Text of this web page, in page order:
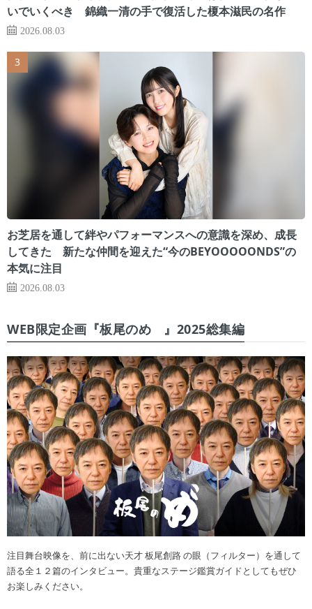
いでいくべき 錦織一清の手で復活した榎本滋民の名作
2026.08.03
お芝居を通して絆やパフォーマンスへの意識を深め、成長
してきた 新たな仲間を迎えた“今のBEYOOOOONDS”の
本気に注目
2026.08.03
WEB限定企画『板尾のめ゙』2025総集編
注目舞台映像を、前に出ない天才 板尾創路 の眼（フィルター）を通して
語る全１２篇のインタビュー。貴重なステージ鑑賞ガイドとしてもぜひ
お楽しみください。